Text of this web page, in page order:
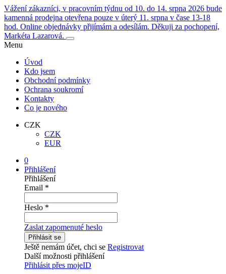
Vážení zákazníci, v pracovním týdnu od 10. do 14. srpna 2026 bude
kamenná prodejna otevřena pouze v úterý 11. srpna v čase 13-18
hod. Online objednávky přijímám a odesílám. Děkuji za pochopení,
Markéta Lazarová.
Menu
Úvod
Kdo jsem
Obchodní podmínky
Ochrana soukromí
Kontakty
Co je nového
CZK
CZK
EUR
0
Přihlášení
Přihlášení
Email *
Heslo *
Zaslat zapomenuté heslo
Přihlásit se
Ještě nemám účet, chci se Registrovat
Další možnosti přihlášení
Přihlásit přes mojeID